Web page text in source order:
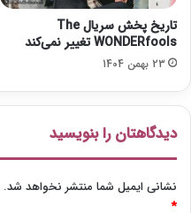
تاریخ پخش سریال The
WONDERfools تغییر نمی‌کند
23 بهمن 1404
دیدگاهتان را بنویسید
نشانی ایمیل شما منتشر نخواهد شد.
*